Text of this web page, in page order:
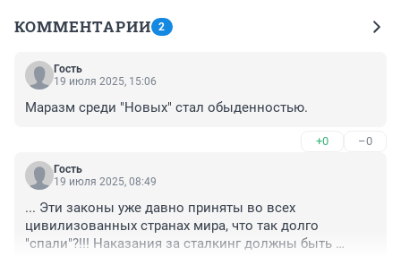
КОММЕНТАРИИ 2
Гость
19 июля 2025, 15:06
Маразм среди "Новых" стал обыденностью.
+0 –0
Гость
19 июля 2025, 08:49
... Эти законы уже давно приняты во всех
цивилизованных странах мира, что так долго
"спали"?!!! Наказания за сталкинг должны быть